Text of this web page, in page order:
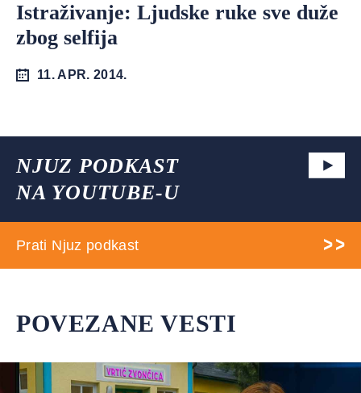
Istraživanje: Ljudske ruke sve duže
zbog selfija
11. APR. 2014.
NJUZ PODKAST
NA YOUTUBE-U
Prati Njuz podkast
POVEZANE VESTI